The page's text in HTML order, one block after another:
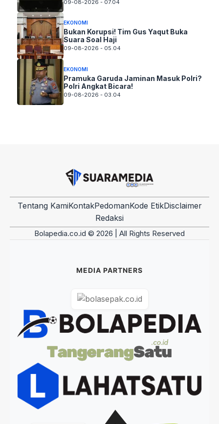
09-08-2026 - 07.04
EKONOMI
Bukan Korupsi! Tim Gus Yaqut Buka
Suara Soal Haji
09-08-2026 - 05.04
EKONOMI
Pramuka Garuda Jaminan Masuk Polri?
Polri Angkat Bicara!
09-08-2026 - 03.04
Tentang KamiKontakPedomanKode EtikDisclaimer
Redaksi
Bolapedia.co.id © 2026 | All Rights Reserved
MEDIA PARTNERS